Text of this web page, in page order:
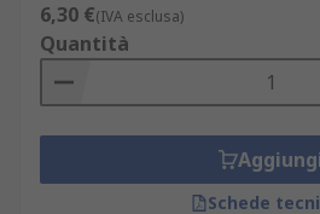
6,30 €(IVA esclusa)
Quantità
Schede